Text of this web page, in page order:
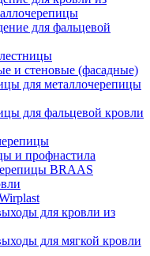
для фальцевой
и стеновые (фасадные)
для металлочерепицы
для фальцевой кровли
и профнастила
BRAAS
для кровли из
для мягкой кровли